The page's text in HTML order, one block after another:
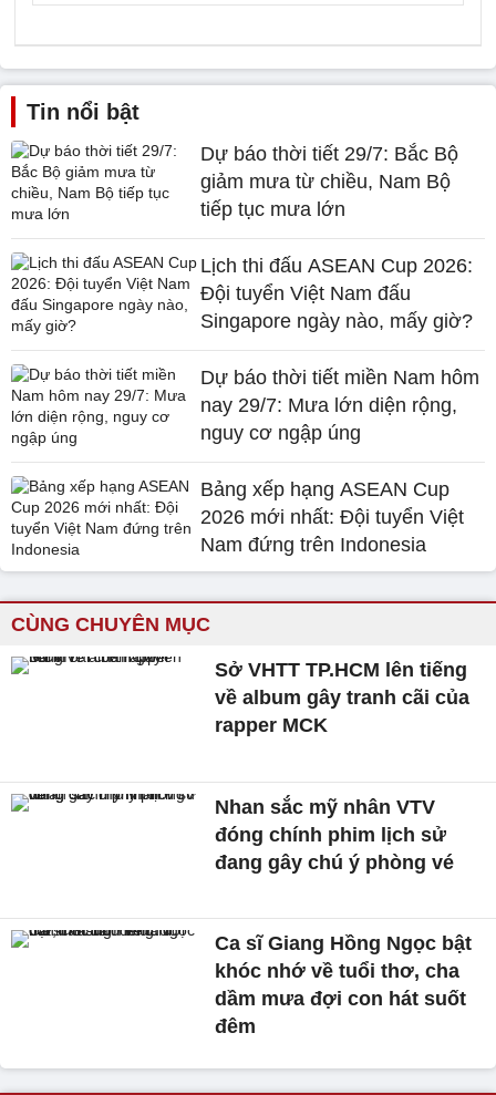
Tin nổi bật
Dự báo thời tiết 29/7: Bắc Bộ
giảm mưa từ chiều, Nam Bộ
tiếp tục mưa lớn
Lịch thi đấu ASEAN Cup 2026:
Đội tuyển Việt Nam đấu
Singapore ngày nào, mấy giờ?
Dự báo thời tiết miền Nam hôm
nay 29/7: Mưa lớn diện rộng,
nguy cơ ngập úng
Bảng xếp hạng ASEAN Cup
2026 mới nhất: Đội tuyển Việt
Nam đứng trên Indonesia
CÙNG CHUYÊN MỤC
Sở VHTT TP.HCM lên tiếng
về album gây tranh cãi của
rapper MCK
Nhan sắc mỹ nhân VTV
đóng chính phim lịch sử
đang gây chú ý phòng vé
Ca sĩ Giang Hồng Ngọc bật
khóc nhớ về tuổi thơ, cha
dầm mưa đợi con hát suốt
đêm